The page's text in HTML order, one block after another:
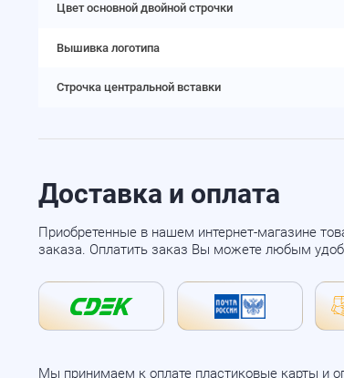
Цвет основной двойной строчки
Вышивка логотипа
Строчка центральной вставки
Доставка и оплата
Приобретенные в нашем интернет-магазине
заказа. Оплатить заказ Вы можете любым
Мы принимаем к оплате пластиковые карты и